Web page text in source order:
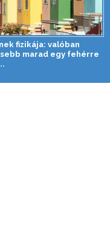
fizikája: valóban
marad egy fehérre